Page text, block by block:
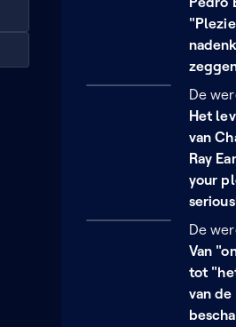
Het
van
Ray
your
Van
tot
van de